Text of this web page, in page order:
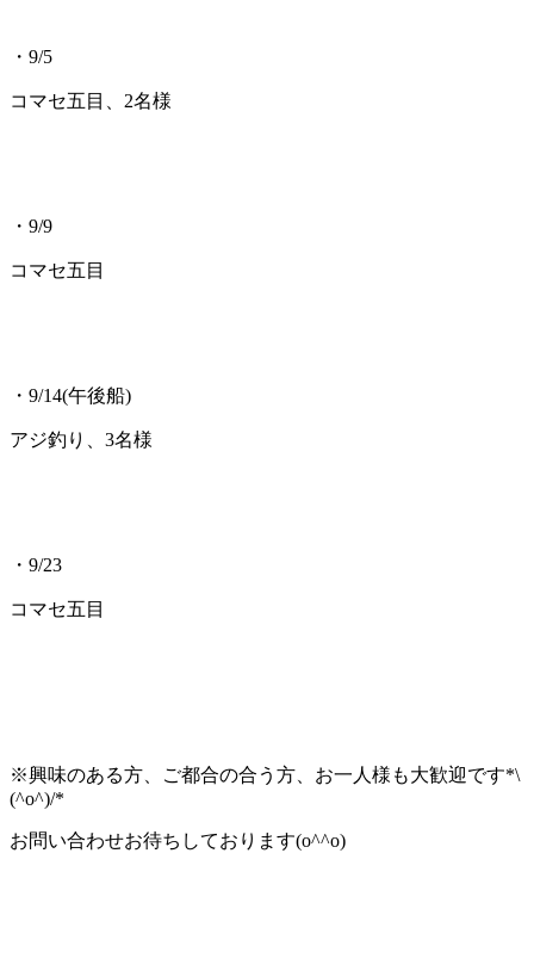
・9/5
コマセ五目、2名様
・9/9
コマセ五目
・9/14(午後船)
アジ釣り、3名様
・9/23
コマセ五目
※興味のある方、ご都合の合う方、お一人様も大歓迎です*\
(^o^)/*
お問い合わせお待ちしております(o^^o)